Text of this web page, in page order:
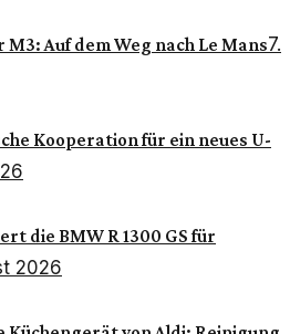
Auf dem Weg nach Le Mans7.
Kooperation für ein neues U-
die BMW R 1300 GS für
2026